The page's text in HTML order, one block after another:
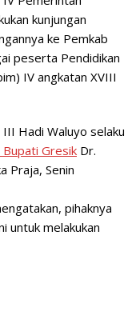
kunjungan
ke Pemkab
peserta Pendidikan
IV angkatan XVIII
Hadi Waluyo selaku
Bupati Gresik Dr.
Praja, Senin
pihaknya
untuk melakukan